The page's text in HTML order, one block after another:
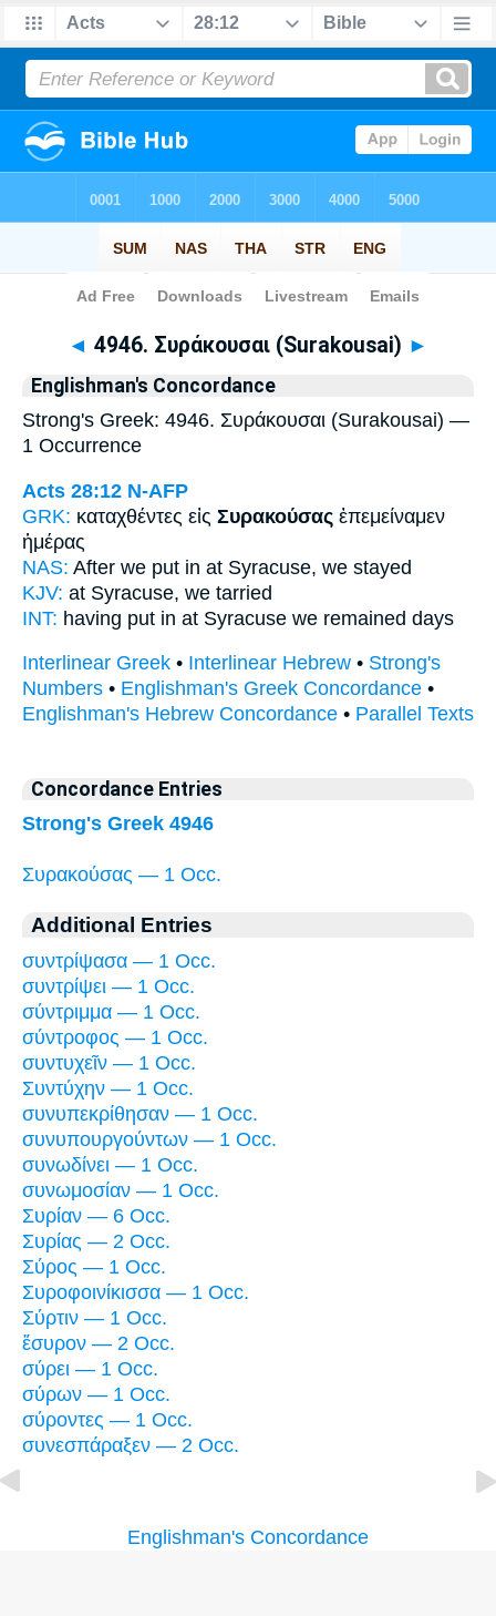
Bible>Strong's > Greek
◄ 4946. Συράκουσαι (Surakousai) ►
Englishman's Concordance
Strong's Greek: 4946. Συράκουσαι (Surakousai) —
1 Occurrence
Acts 28:12 N-AFP
GRK: καταχθέντες εἰς Συρακούσας ἐπεμείναμεν
ἡμέρας
NAS: After we put in at Syracuse, we stayed
KJV: at Syracuse, we tarried
INT: having put in at Syracuse we remained days
Interlinear Greek • Interlinear Hebrew • Strong's
Numbers • Englishman's Greek Concordance •
Englishman's Hebrew Concordance • Parallel Texts
Concordance Entries
Strong's Greek 4946
Συρακούσας — 1 Occ.
Additional Entries
συντρίψασα — 1 Occ.
συντρίψει — 1 Occ.
σύντριμμα — 1 Occ.
σύντροφος — 1 Occ.
συντυχεῖν — 1 Occ.
Συντύχην — 1 Occ.
συνυπεκρίθησαν — 1 Occ.
συνυπουργούντων — 1 Occ.
συνωδίνει — 1 Occ.
συνωμοσίαν — 1 Occ.
Συρίαν — 6 Occ.
Συρίας — 2 Occ.
Σύρος — 1 Occ.
Συροφοινίκισσα — 1 Occ.
Σύρτιν — 1 Occ.
ἔσυρον — 2 Occ.
σύρει — 1 Occ.
σύρων — 1 Occ.
σύροντες — 1 Occ.
συνεσπάραξεν — 2 Occ.
Englishman's Concordance